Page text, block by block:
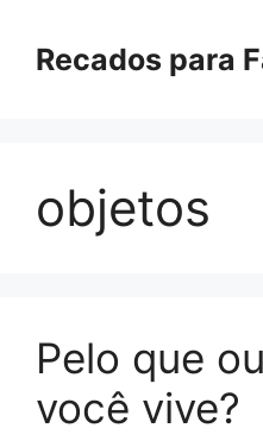
paraRecados para
objetos
Pelo que
você vive?